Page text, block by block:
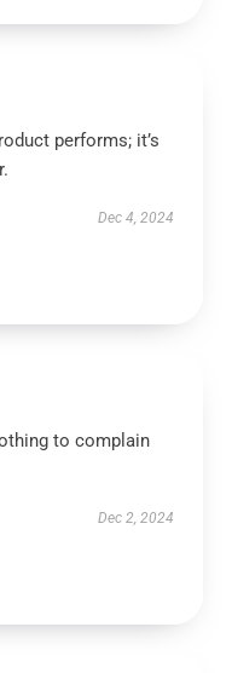
performs; it’s
Dec 4, 2024
to complain
Dec 2, 2024